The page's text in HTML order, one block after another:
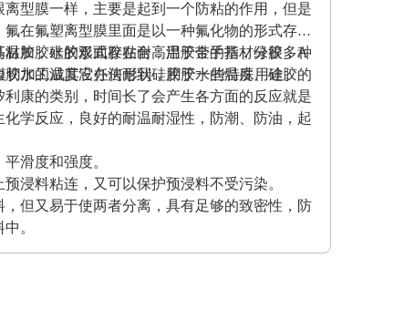
型膜一样，主要是起到一个防粘的作用，但是
在氟塑离型膜里面是以一种氟化物的形式存在
加胶水的形式存在耐高温胶带的基材分很多种
胶水的温度没办法耐到硅胶胶水的温度、硅胶的
康的类别，时间长了会产生各方面的反应就是
胶，硅胶双面胶贴合；用于金手指，绿胶，A
加工成其它任何形状，用于一些特殊用途。
学反应，良好的耐温耐湿性，防潮、防油，起
滑度和强度。
浸料粘连，又可以保护预浸料不受污染。
，但又易于使两者分离，具有足够的致密性，防
。